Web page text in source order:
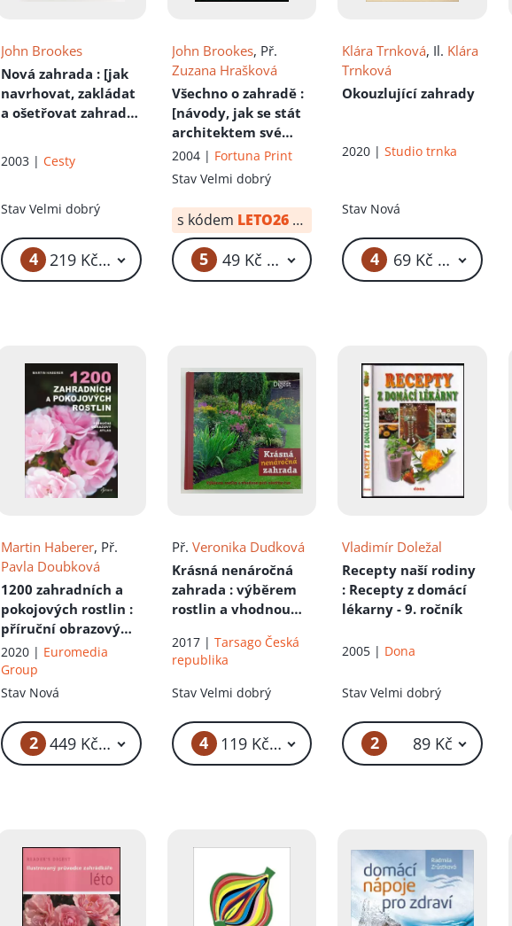
John Brookes
Nová zahrada : [jak
navrhovat, zakládat
a ošetřovat zahradu
přírodou]
2003 |Cesty
StavVelmi dobrý
4 219 Kč – 259 Kč
John Brookes, Př.
Zuzana Hrašková
Všechno o zahradě :
[návody, jak se stát
architektem své
zahrady]
2004 | Fortuna Print
Stav Velmi dobrý
s kódem LETO26 od: 34 Kč
5 49 Kč – 59 Kč
Klára Trnková, Il. Klára
Trnková
Okouzlující zahrady
2020 |Studio trnka
Stav Nová
4 69 Kč – 169 Kč
Martin Haberer, Př.
Pavla Doubková
1200 zahradních a
pokojových rostlin :
příruční obrazový
atlas
2020 | Euromedia
Group
Stav Nová
2 449 Kč – 599 Kč
Př. Veronika Dudková
Krásná nenáročná
zahrada : výběrem
rostlin a vhodnou
2017 | Tarsago Česká
republika
Stav Velmi dobrý
4 119 Kč – 149 Kč
Vladimír Doležal
Recepty naší rodiny
: Recepty z domácí
lékarny - 9. ročník
2005 | Dona
StavVelmi dobrý
2 89 Kč